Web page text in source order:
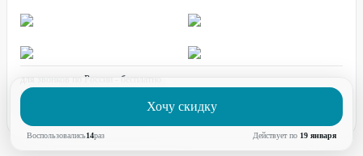
предложениями компании.
Хочу скидку
Воспользовались14раз Действует по 19 января
для звонков по России - бесплатно
график работы:
ПН-ПТ с 08:00 до 17:00 (по МСК)